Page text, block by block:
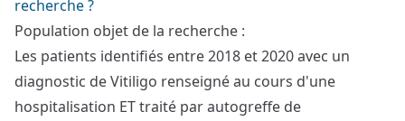
recherche ?
Population objet de la recherche :
Les patients identifiés entre 2018 et 2020 avec un
diagnostic de Vitiligo renseigné au cours d'une
hospitalisation ET traité par autogreffe de